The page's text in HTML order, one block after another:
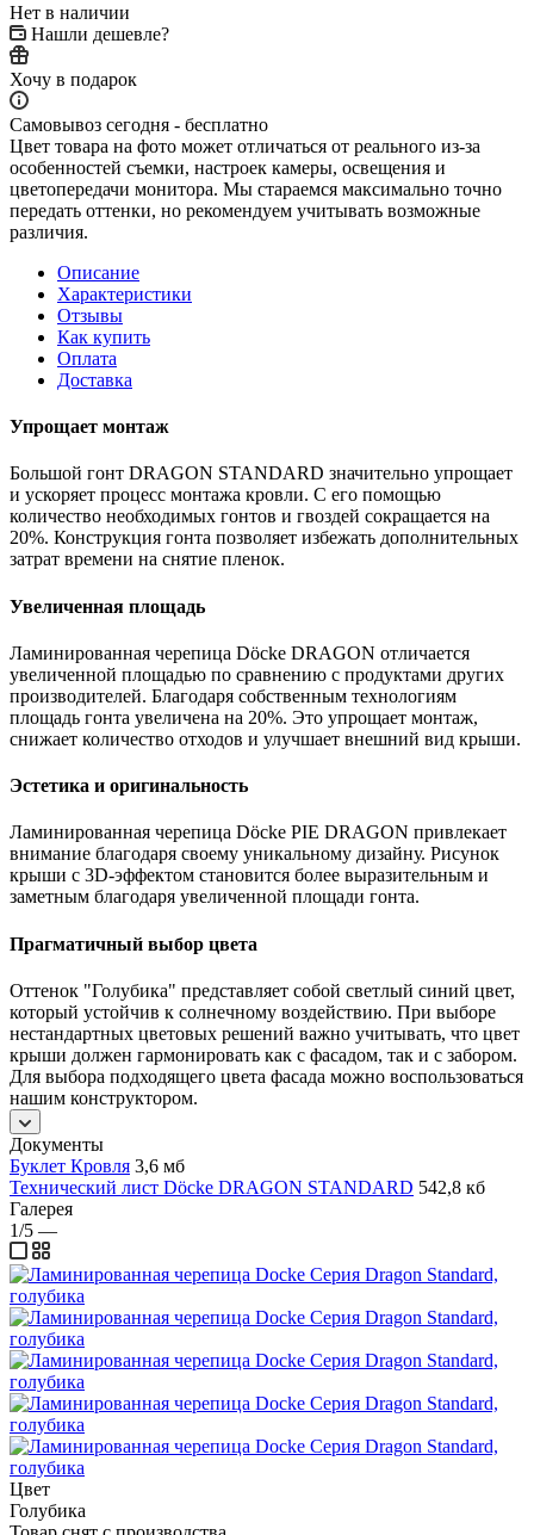
Нет в наличии
Нашли дешевле?
Хочу в подарок
Самовывоз сегодня - бесплатно
Цвет товара на фото может отличаться от реального из-за
особенностей съемки, настроек камеры, освещения и
цветопередачи монитора. Мы стараемся максимально точно
передать оттенки, но рекомендуем учитывать возможные
различия.
Описание
Характеристики
Отзывы
Как купить
Оплата
Доставка
Упрощает монтаж
Большой гонт DRAGON STANDARD значительно упрощает
и ускоряет процесс монтажа кровли. С его помощью
количество необходимых гонтов и гвоздей сокращается на
20%. Конструкция гонта позволяет избежать дополнительных
затрат времени на снятие пленок.
Увеличенная площадь
Ламинированная черепица Dӧcke DRAGON отличается
увеличенной площадью по сравнению с продуктами других
производителей. Благодаря собственным технологиям
площадь гонта увеличена на 20%. Это упрощает монтаж,
снижает количество отходов и улучшает внешний вид крыши.
Эстетика и оригинальность
Ламинированная черепица Dӧcke PIE DRAGON привлекает
внимание благодаря своему уникальному дизайну. Рисунок
крыши с 3D-эффектом становится более выразительным и
заметным благодаря увеличенной площади гонта.
Прагматичный выбор цвета
Оттенок "Голубика" представляет собой светлый синий цвет,
который устойчив к солнечному воздействию. При выборе
нестандартных цветовых решений важно учитывать, что цвет
крыши должен гармонировать как с фасадом, так и с забором.
Для выбора подходящего цвета фасада можно воспользоваться
нашим конструктором.
Документы
Буклет Кровля 3,6 мб
Технический лист Döcke DRAGON STANDARD 542,8 кб
Галерея
1/5 —
Цвет
Голубика